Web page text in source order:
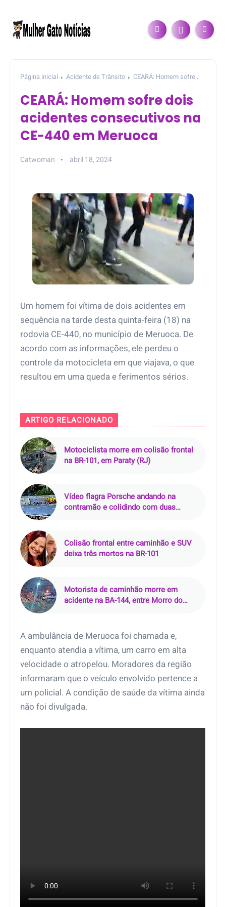
Página inicial Acidente de Trânsito
CEARÁ: Homem sofre
dois acidentes consecutivos na CE-440 em Meruoca
CEARÁ: Homem sofre dois
acidentes consecutivos na
CE-440 em Meruoca
Catwoman abril 18, 2024
Um homem foi vítima de dois acidentes em
sequência na tarde desta quinta-feira (18) na
rodovia CE-440, no município de Meruoca. De
acordo com as informações, ele perdeu o
controle da motocicleta em que viajava, o que
resultou em uma queda e ferimentos sérios.
ARTIGO RELACIONADO
Motociclista morre em colisão frontal
na BR-101, em Paraty (RJ)
Vídeo flagra Porsche andando na
contramão e colidindo com duas
Colisão frontal entre caminhão e SUV
deixa três mortos na BR-101
Motorista de caminhão morre em
acidente na BA-144, entre Morro do
A ambulância de Meruoca foi chamada e,
enquanto atendia a vítima, um carro em alta
velocidade o atropelou. Moradores da região
informaram que o veículo envolvido pertence a
um policial. A condição de saúde da vítima ainda
não foi divulgada.